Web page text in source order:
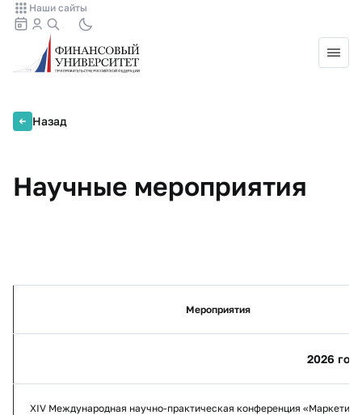
Наши сайты
Назад
Научные мероприятия
Мероприятия
2026 год
XIV Международная научно-практическая конференция